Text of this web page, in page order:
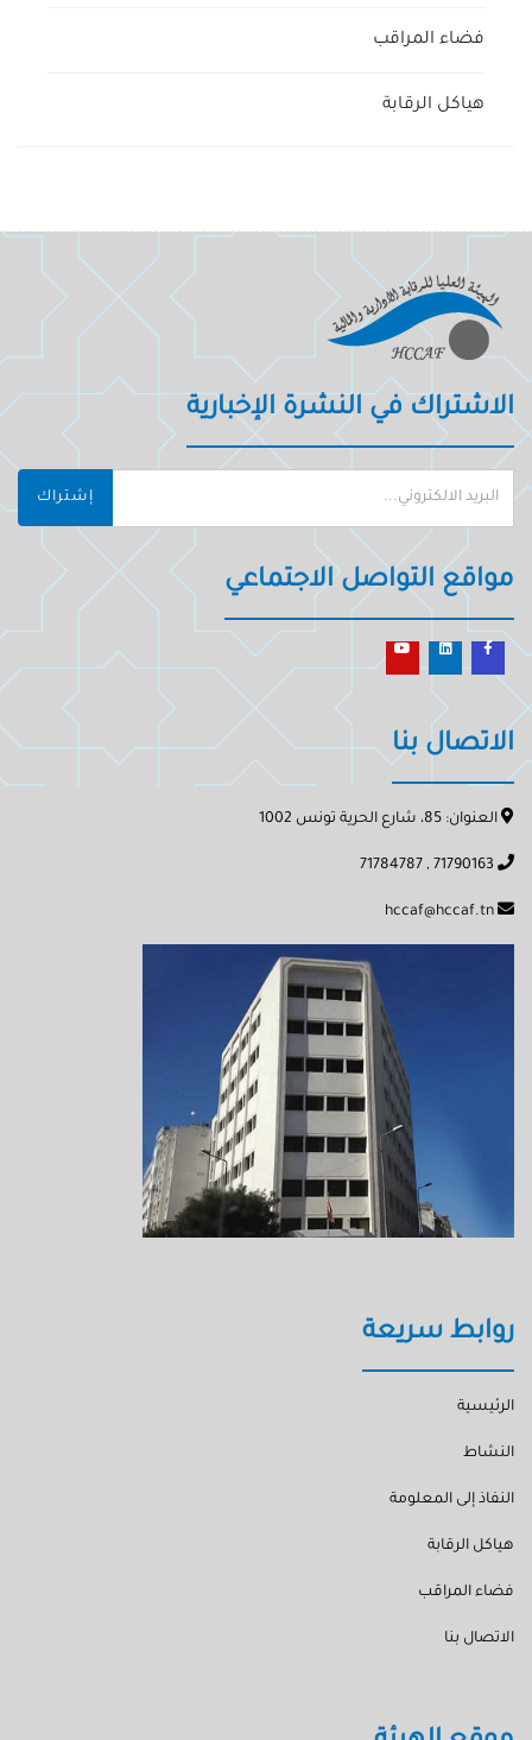
فضاء المراقب
هياكل الرقابة
الاشتراك في النشرة الإخبارية
إشتراك
مواقع التواصل الاجتماعي
الاتصال بنا
العنوان: 85، شارع الحرية تونس 1002
روابط سريعة
الرئيسية
النشاط
النفاذ إلى المعلومة
هياكل الرقابة
فضاء المراقب
الاتصال بنا